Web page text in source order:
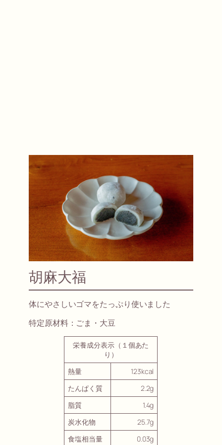
胡麻大福
体にやさしいゴマをたっぷり使いました
特定原材料：ごま・大豆
栄養成分表示（１個あた
り）
熱量
123kcal
たんぱく質
2.2g
脂質
1.4g
炭水化物
25.7g
食塩相当量
0.03g